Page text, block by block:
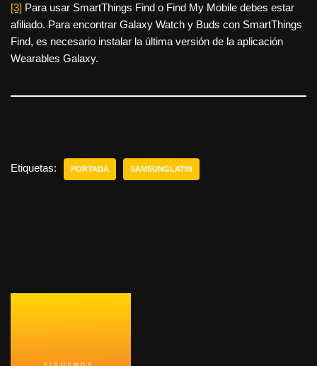
[3] Para usar SmartThings Find o Find My Mobile debes estar
afiliado. Para encontrar Galaxy Watch y Buds con SmartThings
Find, es necesario instalar la última versión de la aplicación
Wearables Galaxy.
Etiquetas: PORTADA SAMSUNGLATIN